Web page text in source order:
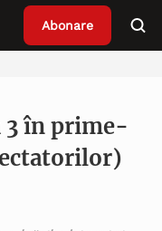
Abonare
3 în prime-